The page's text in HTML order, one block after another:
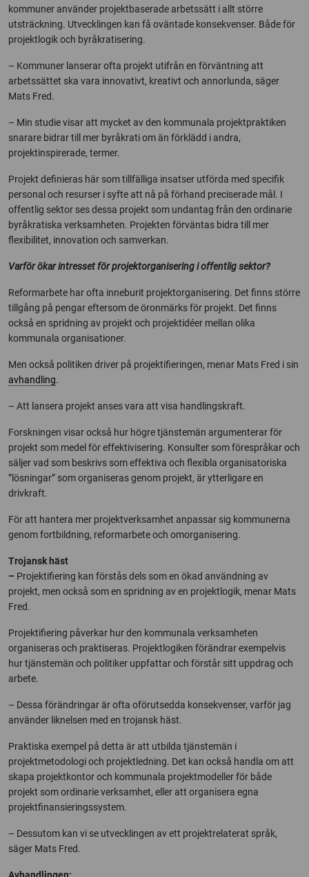
kommuner använder projektbaserade arbetssätt i allt större
utsträckning. Utvecklingen kan få oväntade konsekvenser. Både för
projektlogik och byråkratisering.
– Kommuner lanserar ofta projekt utifrån en förväntning att
arbetssättet ska vara innovativt, kreativt och annorlunda, säger
Mats Fred.
– Min studie visar att mycket av den kommunala projektpraktiken
snarare bidrar till mer byråkrati om än förklädd i andra,
projektinspirerade, termer.
Projekt definieras här som tillfälliga insatser utförda med specifik
personal och resurser i syfte att nå på förhand preciserade mål. I
offentlig sektor ses dessa projekt som undantag från den ordinarie
byråkratiska verksamheten. Projekten förväntas bidra till mer
flexibilitet, innovation och samverkan.
Varför ökar intresset för projektorganisering i offentlig sektor?
Reformarbete har ofta inneburit projektorganisering. Det finns större
tillgång på pengar eftersom de öronmärks för projekt. Det finns
också en spridning av projekt och projektidéer mellan olika
kommunala organisationer.
Men också politiken driver på projektifieringen, menar Mats Fred i sin
avhandling.
– Att lansera projekt anses vara att visa handlingskraft.
Forskningen visar också hur högre tjänstemän argumenterar för
projekt som medel för effektivisering. Konsulter som förespråkar och
säljer vad som beskrivs som effektiva och flexibla organisatoriska
”lösningar” som organiseras genom projekt, är ytterligare en
drivkraft.
För att hantera mer projektverksamhet anpassar sig kommunerna
genom fortbildning, reformarbete och omorganisering.
Trojansk häst
– Projektifiering kan förstås dels som en ökad användning av
projekt, men också som en spridning av en projektlogik, menar Mats
Fred.
Projektifiering påverkar hur den kommunala verksamheten
organiseras och praktiseras. Projektlogiken förändrar exempelvis
hur tjänstemän och politiker uppfattar och förstår sitt uppdrag och
arbete.
– Dessa förändringar är ofta oförutsedda konsekvenser, varför jag
använder liknelsen med en trojansk häst.
Praktiska exempel på detta är att utbilda tjänstemän i
projektmetodologi och projektledning. Det kan också handla om att
skapa projektkontor och kommunala projektmodeller för både
projekt som ordinarie verksamhet, eller att organisera egna
projektfinansieringssystem.
– Dessutom kan vi se utvecklingen av ett projektrelaterat språk,
säger Mats Fred.